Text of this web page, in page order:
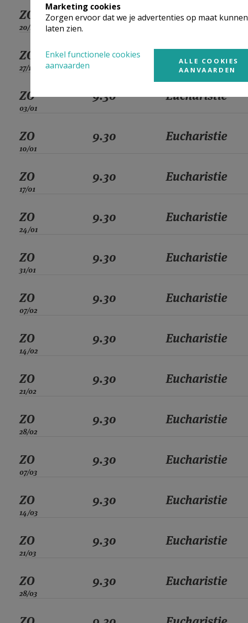
ZO
20/12
9.30 Eucharistie
ZO
27/12
9.30 Eucharistie
ZO
03/01
9.30 Eucharistie
ZO
10/01
9.30 Eucharistie
ZO
17/01
9.30 Eucharistie
ZO
24/01
9.30 Eucharistie
ZO
31/01
9.30 Eucharistie
ZO
07/02
9.30 Eucharistie
ZO
14/02
9.30 Eucharistie
ZO
21/02
9.30 Eucharistie
ZO
28/02
9.30 Eucharistie
ZO
07/03
9.30 Eucharistie
ZO
14/03
9.30 Eucharistie
ZO
21/03
9.30 Eucharistie
ZO
28/03
9.30 Eucharistie
Marketing cookies
Zorgen ervoor dat we je advertenties op maat kunnen
laten zien.
Enkel functionele cookies
aanvaarden
ALLE COOKIES
AANVAARDEN